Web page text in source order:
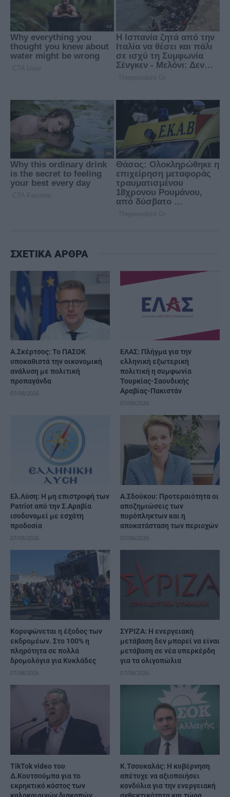
ΣΧΕΤΙΚΑ ΑΡΘΡΑ
Α.Σκέρτσος: Το ΠΑΣΟΚ
υποκαθιστά την οικονομική
ανάλυση με πολιτική
προπαγάνδα
07/08/2026
ΕΛΑΣ: Πλήγμα για την
ελληνική εξωτερική
πολιτική η συμφωνία
Τουρκίας-Σαουδικής
Αραβίας-Πακιστάν
07/08/2026
Ελ.Λύση: Η μη επιστροφή των
Patriot από την Σ.Αραβία
ισοδυναμεί με εσχάτη
προδοσία
07/08/2026
Α.Σδούκου: Προτεραιότητα οι
αποζημιώσεις των
πυρόπληκτων και η
αποκατάσταση των περιοχών
07/08/2026
Κορυφώνεται η έξοδος των
εκδρομέων. Στο 100% η
πληρότητα σε πολλά
δρομολόγια για Κυκλάδες
07/08/2026
ΣΥΡΙΖΑ: Η ενεργειακή
μετάβαση δεν μπορεί να είναι
μετάβαση σε νέα υπερκέρδη
για τα ολιγοπώλια
07/08/2026
TikTok video του
Δ.Κουτσούμπα για το
εκρηκτικό κόστος των
Κ.Τσουκαλάς: Η κυβέρνηση
απέτυχε να αξιοποιήσει
κονδύλια για την ενεργειακή